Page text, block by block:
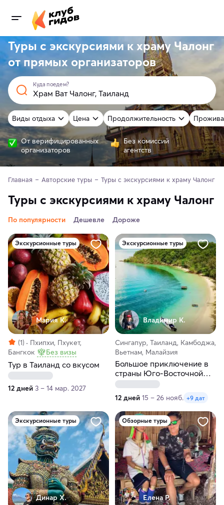
Туры с экскурсиями к храму Чалонг
отпрямых организаторов
Куда поедем?
Виды отдыха Цена Продолжительность
От верифицированных
организаторов
Без комиссий
агентств
Главная Авторские туры Туры с экскурсиями к храму Чалонг
Туры с экскурсиями к храму Чалонг
По популярности Дешевле Дороже
Экскурсионные туры
Мария К.
(1)
Пхипхи, Пхукет,
Бангкок
Без визы
Тур в Таиланд со вкусом
12 дней 3 – 14 мар. 2027
Экскурсионные туры
Владимир К.
Сингапур, Таиланд, Камбоджа,
Вьетнам, Малайзия
Большое приключение в
страны Юго-Восточной
Азии
12 дней 15 – 26 нояб. +9 дат
Экскурсионные туры
Динар Х.
Обзорные туры
Елена Р.